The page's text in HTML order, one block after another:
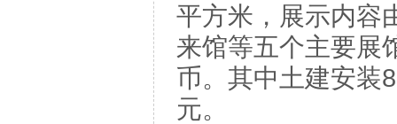
平方米，展示内容
来馆等五个主要展
币。其中土建安装
元。